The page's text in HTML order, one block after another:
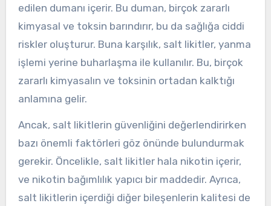
edilen dumanı içerir. Bu duman, birçok zararlı
kimyasal ve toksin barındırır, bu da sağlığa ciddi
riskler oluşturur. Buna karşılık, salt likitler, yanma
işlemi yerine buharlaşma ile kullanılır. Bu, birçok
zararlı kimyasalın ve toksinin ortadan kalktığı
anlamına gelir.
Ancak, salt likitlerin güvenliğini değerlendirirken
bazı önemli faktörleri göz önünde bulundurmak
gerekir. Öncelikle, salt likitler hala nikotin içerir,
ve nikotin bağımlılık yapıcı bir maddedir. Ayrıca,
salt likitlerin içerdiği diğer bileşenlerin kalitesi de